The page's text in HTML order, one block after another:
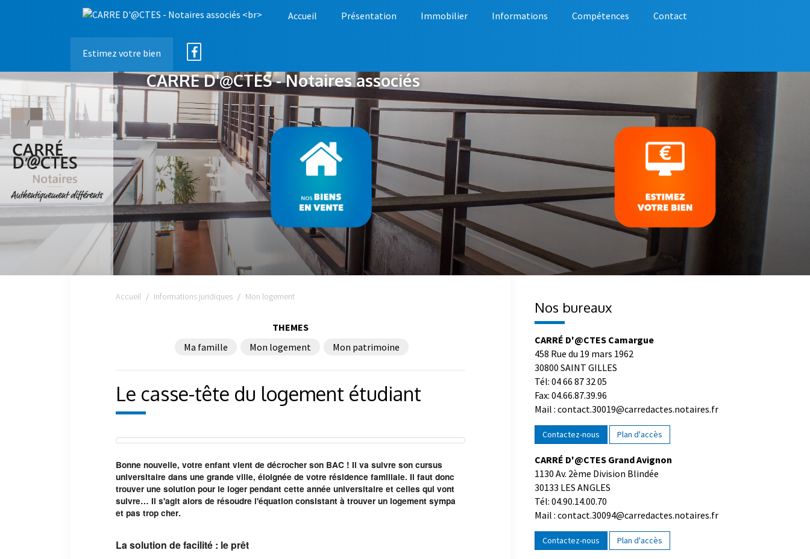
Accueil Présentation Immobilier Informations Compétences Contact
Estimez votre bien
CARRE D'@CTES - Notaires associés
Accueil Informations juridiques Mon logement
THEMES
Ma famille
Mon logement Mon patrimoine
Le casse-tête du logement étudiant
Bonne nouvelle, votre enfant vient de décrocher son BAC ! Il va suivre son cursus
universitaire dans une grande ville, éloignée de votre résidence familiale. Il faut donc
trouver une solution pour le loger pendant cette année universitaire et celles qui vont
suivre… Il s'agit alors de résoudre l'équation consistant à trouver un logement sympa
et pas trop cher.
La solution de facilité : le prêt
Nos bureaux
CARRÉ D'@CTES Camargue
458 Rue du 19 mars 1962
30800 SAINT GILLES
Tél: 04 66 87 32 05
Fax: 04.66.87.39.96
Mail : contact.30019@carredactes.notaires.fr
Contactez-nous Plan d'accès
CARRÉ D'@CTES Grand Avignon
1130 Av. 2ème Division Blindée
30133 LES ANGLES
Tél: 04.90.14.00.70
Mail : contact.30094@carredactes.notaires.fr
Contactez-nous Plan d'accès